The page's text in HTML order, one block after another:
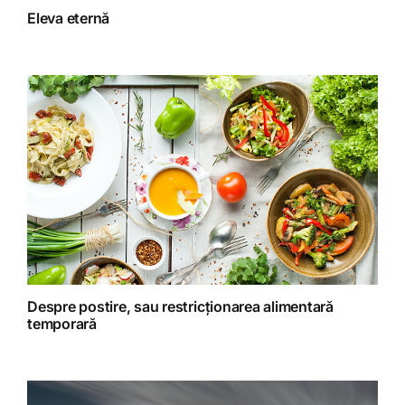
Homeopatie
Retete fructariene
Retete preparate
Retete Raw (nepreparate termic)
Eleva eternă
Despre postire, sau restricționarea alimentară
temporară